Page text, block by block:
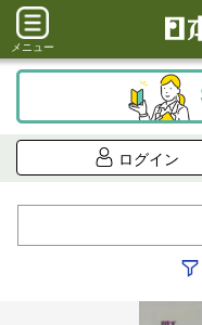
メニュー
ログイン